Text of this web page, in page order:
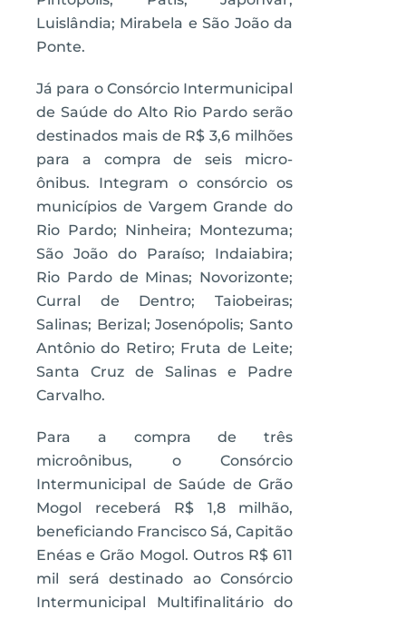
Luislândia; Mirabela e São João da
Ponte.
Já para o Consórcio Intermunicipal
de Saúde do Alto Rio Pardo serão
destinados mais de R$ 3,6 milhões
para a compra de seis micro-
ônibus. Integram o consórcio os
municípios de Vargem Grande do
Rio Pardo; Ninheira; Montezuma;
São João do Paraíso; Indaiabira;
Rio Pardo de Minas; Novorizonte;
Curral de Dentro; Taiobeiras;
Salinas; Berizal; Josenópolis; Santo
Antônio do Retiro; Fruta de Leite;
Santa Cruz de Salinas e Padre
Carvalho.
Para a compra de três
microônibus, o Consórcio
Intermunicipal de Saúde de Grão
Mogol receberá R$ 1,8 milhão,
beneficiando Francisco Sá, Capitão
Enéas e Grão Mogol. Outros R$ 611
mil será destinado ao Consórcio
Intermunicipal Multifinalitário do